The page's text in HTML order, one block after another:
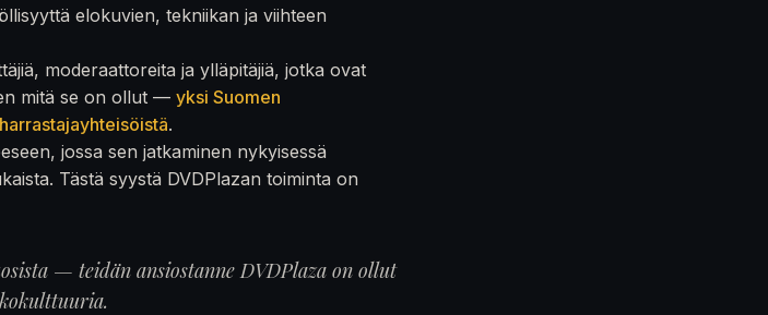
elokuvien, tekniikan ja viihteen
moderaattoreita ja ylläpitäjiä, jotka ovat
mitä se on ollut — yksi Suomen
.
jossa sen jatkaminen nykyisessä
Tästä syystä DVDPlazan toiminta on
— teidän ansiostanne DVDPlaza on ollut